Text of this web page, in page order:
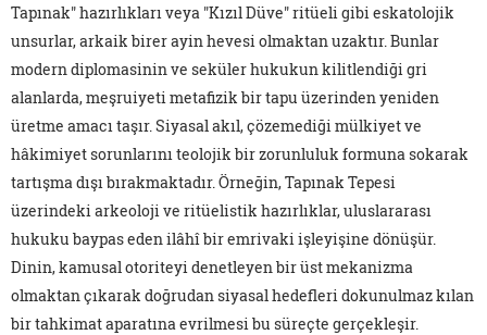
Tapınak" hazırlıkları veya "Kızıl Düve" ritüeli gibi eskatolojik
unsurlar, arkaik birer ayin hevesi olmaktan uzaktır. Bunlar
modern diplomasinin ve seküler hukukun kilitlendiği gri
alanlarda, meşruiyeti metafizik bir tapu üzerinden yeniden
üretme amacı taşır. Siyasal akıl, çözemediği mülkiyet ve
hâkimiyet sorunlarını teolojik bir zorunluluk formuna sokarak
tartışma dışı bırakmaktadır. Örneğin, Tapınak Tepesi
üzerindeki arkeoloji ve ritüelistik hazırlıklar, uluslararası
hukuku baypas eden ilâhî bir emrivaki işleyişine dönüşür.
Dinin, kamusal otoriteyi denetleyen bir üst mekanizma
olmaktan çıkarak doğrudan siyasal hedefleri dokunulmaz kılan
bir tahkimat aparatına evrilmesi bu süreçte gerçekleşir.